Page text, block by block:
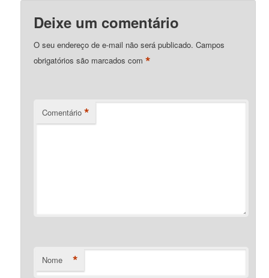
Deixe um comentário
O seu endereço de e-mail não será publicado. Campos
obrigatórios são marcados com*
Comentário *
Nome *